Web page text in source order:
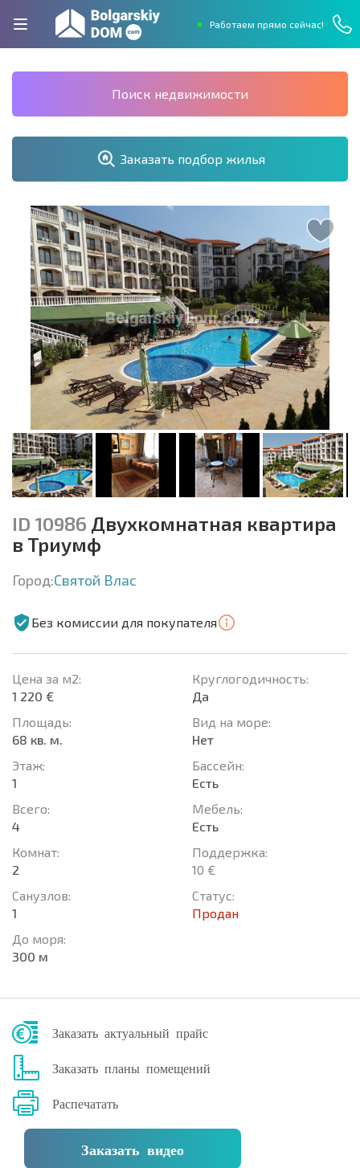
Работаем прямо сейчас!
Поиск недвижимости
Заказать подбор жилья
ID 10986 Двухкомнатная квартира
в Триумф
Город:Святой Влас
Без комиссии для покупателя
Цена за м2:
1 220 €
Площадь:
68 кв. м.
Этаж:
1
Всего:
4
Комнат:
2
Санузлов:
1
До моря:
300 м
Круглогодичность:
Да
Вид на море:
Нет
Басcейн:
Есть
Мебель:
Есть
Поддержка:
10 €
Статус:
Продан
Заказать актуальный прайс
Заказать планы помещений
Распечатать
Заказать видео